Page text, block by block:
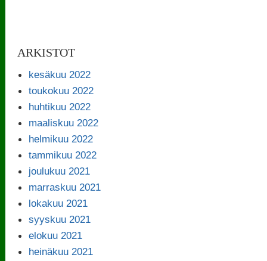
ARKISTOT
kesäkuu 2022
toukokuu 2022
huhtikuu 2022
maaliskuu 2022
helmikuu 2022
tammikuu 2022
joulukuu 2021
marraskuu 2021
lokakuu 2021
syyskuu 2021
elokuu 2021
heinäkuu 2021